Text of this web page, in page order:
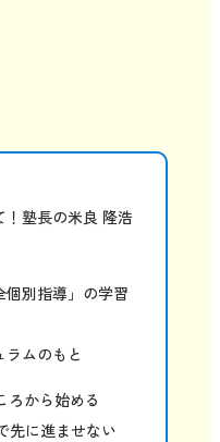
！塾長の米良 隆浩
個別指導」の学習
ムのもと
ろから始める
先に進ませない